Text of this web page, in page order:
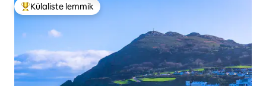
Külaliste suur lemmik
Külaliste lemmik